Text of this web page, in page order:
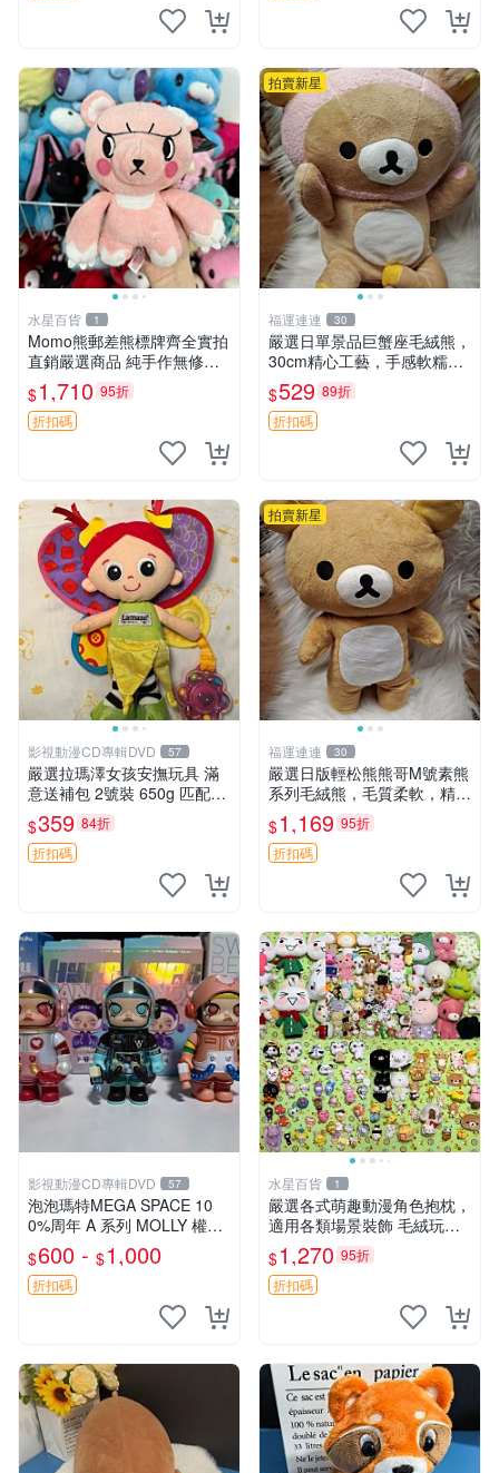
水星百貨 1
Momo熊郵差熊標牌齊全實拍
直銷嚴選商品 純手作無修圖
可收藏 郵差熊 Momo熊 標牌
商品
$1,710 95折
折扣碼
拍賣新星
福運連連 30
嚴選日單景品巨蟹座毛絨熊，
30cm精心工藝，手感軟糯推
薦收藏送人 巨蟹座 毛絨玩具
精緻做工
$529 89折
折扣碼
影視動漫CD專輯DVD 57
嚴選拉瑪澤女孩安撫玩具 滿
意送補包 2號裝 650g 匹配嬰
幼童舒壓好伴侶 女孩專用 安
心選擇 安撫玩偶 衝包 玩具
$359 84折
折扣碼
拍賣新星
福運連連 30
嚴選日版輕松熊熊哥M號素熊
系列毛絨熊，毛質柔軟，精緻
可愛，尺寸35cm，保存狀態
優異。收藏或贈送皆為佳選。
中古 毛絨熊 毛玩偶
$1,169 95折
折扣碼
影視動漫CD專輯DVD 57
泡泡瑪特MEGA SPACE 10
0%周年 A 系列 MOLLY 權威
隱藏款 嚴選薄荷巧克力色 80
年代風味 權威推薦 合適收藏
$600 - $1,000
折扣碼
水星百貨 1
嚴選各式萌趣動漫角色抱枕，
適用各類場景裝飾 毛絨玩
具、卡通抱枕、趣味玩偶
$1,270 95折
折扣碼